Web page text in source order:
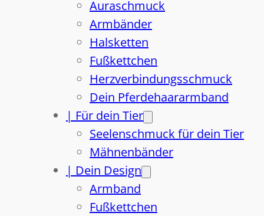
Auraschmuck
Armbänder
Halsketten
Fußkettchen
Herzverbindungsschmuck
Dein Pferdehaararmband
| Für dein Tier
Seelenschmuck für dein Tier
Mähnenbänder
| Dein Design
Armband
Fußkettchen